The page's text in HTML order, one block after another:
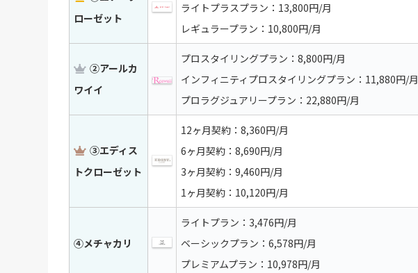
ローゼット
ライトプラスプラン：13,800円/月
レギュラープラン：10,800円/月
②アールカ
ワイイ
プロスタイリングプラン：8,800円/月
インフィニティプロスタイリングプラン：11,880円/月
プロラグジュアリープラン：22,880円/月
③エディス
トクローゼット
12ヶ月契約：8,360円/月
6ヶ月契約：8,690円/月
3ヶ月契約：9,460円/月
1ヶ月契約：10,120円/月
④メチャカリ
ライトプラン：3,476円/月
ベーシックプラン：6,578円/月
プレミアムプラン：10,978円/月